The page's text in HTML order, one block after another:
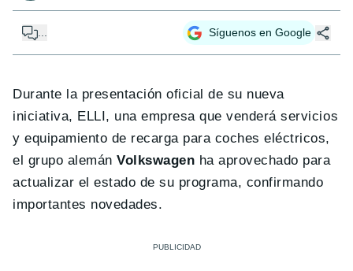
Síguenos en Google
Durante la presentación oficial de su nueva
iniciativa, ELLI, una empresa que venderá servicios
y equipamiento de recarga para coches eléctricos,
el grupo alemánVolkswagen ha aprovechado para
actualizar el estado de su programa, confirmando
importantes novedades.